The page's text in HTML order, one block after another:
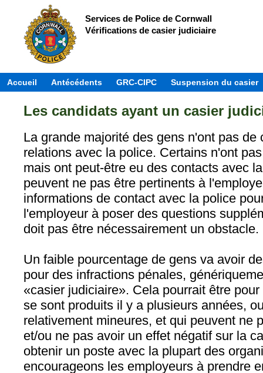
Services de Police de Cornwall
Vérifications de casier judiciaire
Accueil Antécédents GRC-CIPC Suspension du casier
Les candidats ayant un casier
La grande majorité des gens n'ont pas de
relations avec la police. Certains n'ont
mais ont peut-être eu des contacts avec
peuvent ne pas être pertinents à
informations de contact avec la police
l'employeur à poser des questions
doit pas être nécessairement un obstacle.
Un faible pourcentage de gens va avoir
pour des infractions pénales,
«casier judiciaire». Cela pourrait être
se sont produits il y a plusieurs années,
relativement mineures, et qui peuvent ne
et/ou ne pas avoir un effet négatif sur la
obtenir un poste avec la plupart des
encourageons les employeurs à prendre